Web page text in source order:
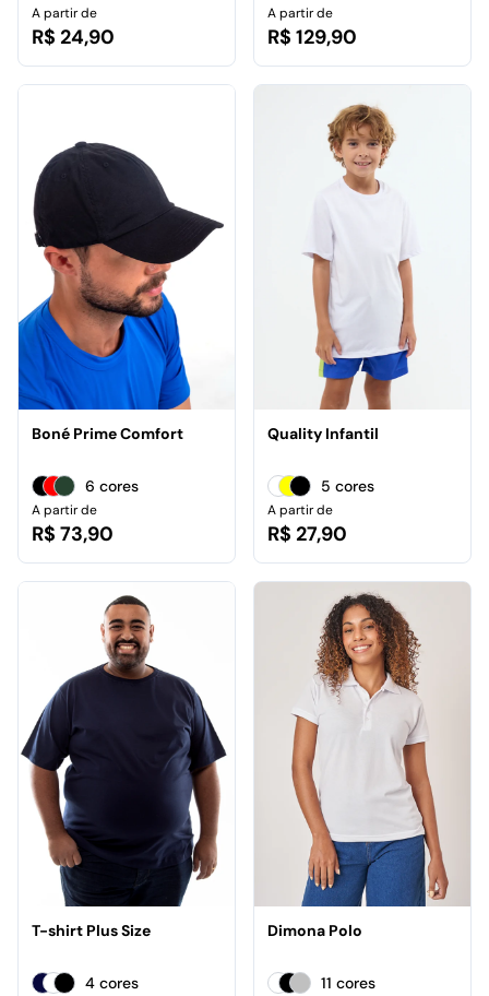
A partir de
R$ 24,90
A partir de
R$ 129,90
Boné Prime Comfort
6 cores
A partir de
R$ 73,90
Quality Infantil
5 cores
A partir de
R$ 27,90
T-shirt Plus Size
4 cores
Dimona Polo
11 cores